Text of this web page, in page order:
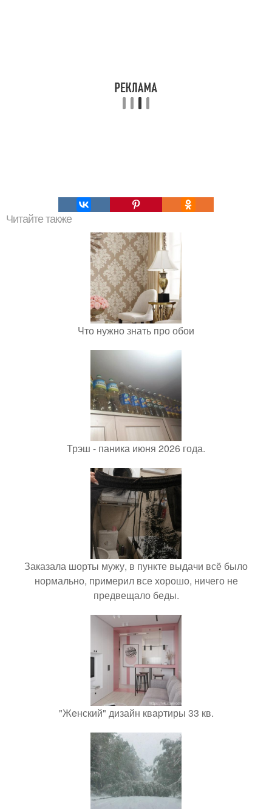
Читайте также
Что нужно знать про обои
Трэш - паника июня 2026 года.
Заказала шорты мужу, в пункте выдачи всё было
нормально, примерил все хорошо, ничего не
предвещало беды.
"Жeнский" дизайн квapтиры 33 кв.